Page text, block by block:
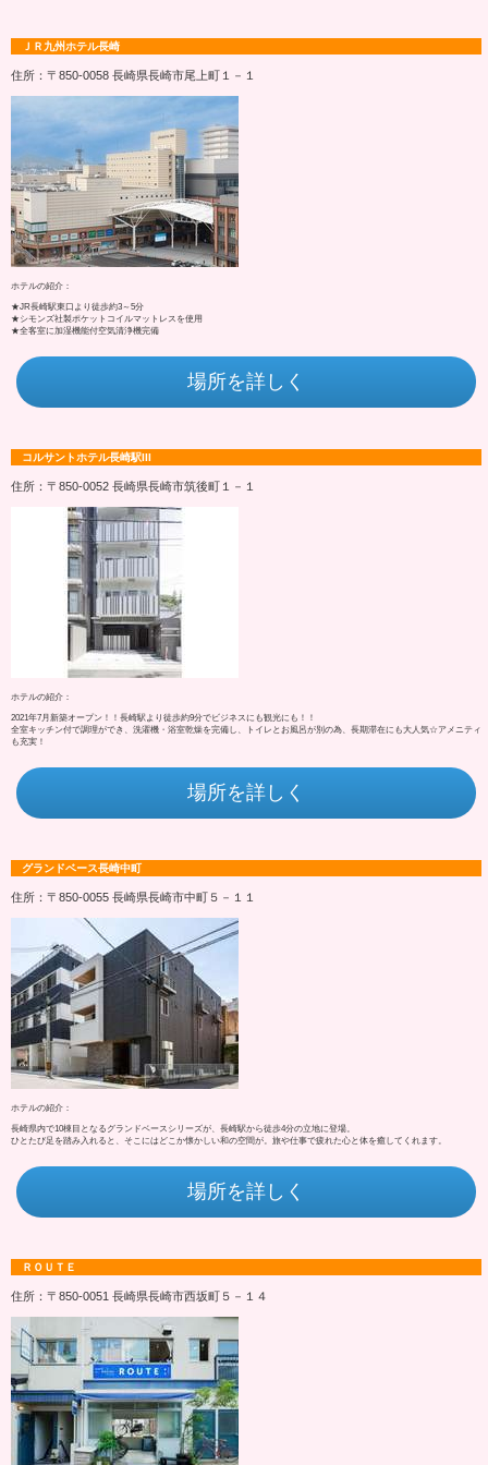
ＪＲ九州ホテル長崎
住所：〒850-0058 長崎県長崎市尾上町１－１
ホテルの紹介：
★JR長崎駅東口より徒歩約3～5分
★シモンズ社製ポケットコイルマットレスを使用
★全客室に加湿機能付空気清浄機完備
場所を詳しく
コルサントホテル長崎駅III
住所：〒850-0052 長崎県長崎市筑後町１－１
ホテルの紹介：
2021年7月新築オープン！！長崎駅より徒歩約9分でビジネスにも観光にも！！
全室キッチン付で調理ができ、洗濯機・浴室乾燥を完備し、トイレとお風呂が別の為、長期滞在にも大人気☆アメニティ
も充実！
場所を詳しく
グランドベース長崎中町
住所：〒850-0055 長崎県長崎市中町５－１１
ホテルの紹介：
長崎県内で10棟目となるグランドベースシリーズが、長崎駅から徒歩4分の立地に登場。
ひとたび足を踏み入れると、そこにはどこか懐かしい和の空間が。旅や仕事で疲れた心と体を癒してくれます。
場所を詳しく
ＲＯＵＴＥ
住所：〒850-0051 長崎県長崎市西坂町５－１４